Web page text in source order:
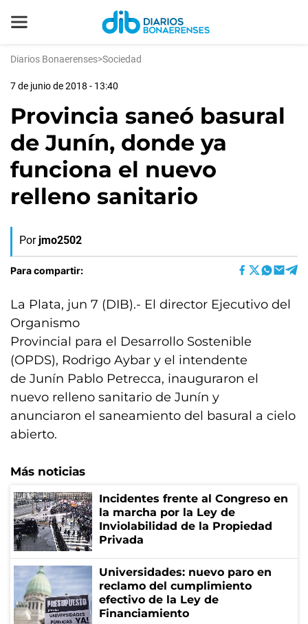
Diarios Bonaerenses>Sociedad
7 de junio de 2018 - 13:40
Provincia saneó basural
de Junín, donde ya
funciona el nuevo
relleno sanitario
Por jmo2502
Para compartir:
La Plata, jun 7 (DIB).- El director Ejecutivo del
Organismo
Provincial para el Desarrollo Sostenible
(OPDS), Rodrigo Aybar y el intendente
de Junín Pablo Petrecca, inauguraron el
nuevo relleno sanitario de Junín y
anunciaron el saneamiento del basural a cielo
abierto.
Más noticias
Incidentes frente al Congreso en
la marcha por la Ley de
Inviolabilidad de la Propiedad
Privada
Universidades: nuevo paro en
reclamo del cumplimiento
efectivo de la Ley de
Financiamiento